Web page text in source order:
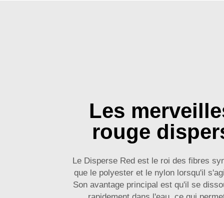
Les
rouge
Le Disperse Red est le roi des fibres
que le polyester et le nylon lorsqu'il
Son avantage principal est qu'il se